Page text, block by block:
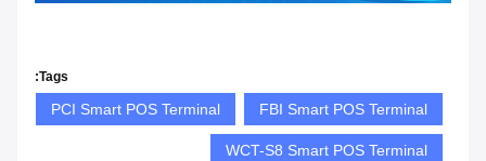
Tags:
FBI Smart POS Terminal
PCI Smart POS Terminal
WCT-S8 Smart POS Terminal